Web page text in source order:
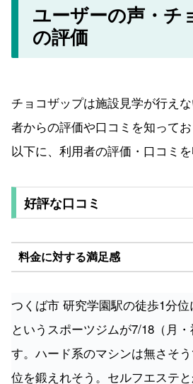
ユーザーの声・チ
の評価
チョコザップは施設見学が行え
者からの評価や口コミを知ってお
以下に、利用者の評価・口コミを
好評な口コミ
料金に対する満足感
つくば市 研究学園駅の徒歩1分
というスポーツジムが7/18（月
す。ハード系のマシンは無さそ
位を鍛えれそう。セルフエステと